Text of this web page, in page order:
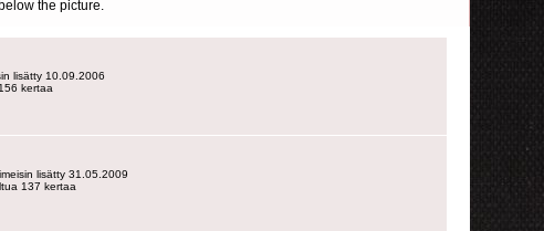
the picture.
lisätty 10.09.2006
kertaa
lisätty 31.05.2009
137 kertaa